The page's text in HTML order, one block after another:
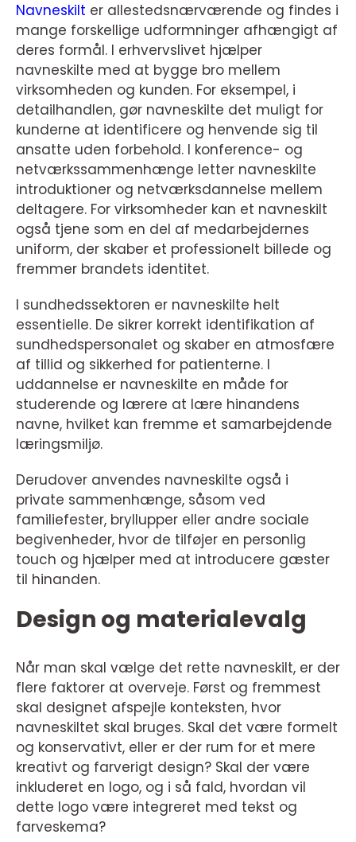
Navneskilt er allestedsnærværende og findes i
mange forskellige udformninger afhængigt af
deres formål. I erhvervslivet hjælper
navneskilte med at bygge bro mellem
virksomheden og kunden. For eksempel, i
detailhandlen, gør navneskilte det muligt for
kunderne at identificere og henvende sig til
ansatte uden forbehold. I konference- og
netværkssammenhænge letter navneskilte
introduktioner og netværksdannelse mellem
deltagere. For virksomheder kan et navneskilt
også tjene som en del af medarbejdernes
uniform, der skaber et professionelt billede og
fremmer brandets identitet.
I sundhedssektoren er navneskilte helt
essentielle. De sikrer korrekt identifikation af
sundhedspersonalet og skaber en atmosfære
af tillid og sikkerhed for patienterne. I
uddannelse er navneskilte en måde for
studerende og lærere at lære hinandens
navne, hvilket kan fremme et samarbejdende
læringsmiljø.
Derudover anvendes navneskilte også i
private sammenhænge, såsom ved
familiefester, bryllupper eller andre sociale
begivenheder, hvor de tilføjer en personlig
touch og hjælper med at introducere gæster
til hinanden.
Design og materialevalg
Når man skal vælge det rette navneskilt, er der
flere faktorer at overveje. Først og fremmest
skal designet afspejle konteksten, hvor
navneskiltet skal bruges. Skal det være formelt
og konservativt, eller er der rum for et mere
kreativt og farverigt design? Skal der være
inkluderet en logo, og i så fald, hvordan vil
dette logo være integreret med tekst og
farveskema?